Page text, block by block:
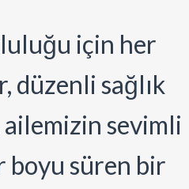
için her
düzenli sağlık
sevimli
boyu süren bir